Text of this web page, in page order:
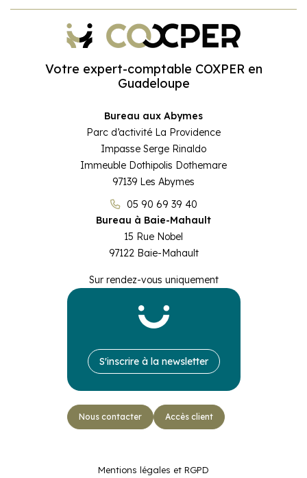
Newsletter
Accès client
05 90 69 39 40
Votre expert-comptable COXPER en
Guadeloupe
Bureau aux Abymes
Parc d’activité La Providence
Impasse Serge Rinaldo
Immeuble Dothipolis Dothemare
97139 Les Abymes
05 90 69 39 40
Bureau à Baie-Mahault
15 Rue Nobel
97122 Baie-Mahault
Sur rendez-vous uniquement
S'inscrire à la newsletter
Nous contacter Accès client
Mentions légales et RGPD